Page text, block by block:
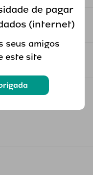
de pagar
(internet)
seus amigos
este site